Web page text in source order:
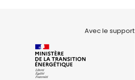
Avec le support